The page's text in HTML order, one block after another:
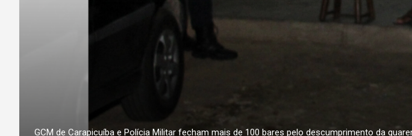
GCM de Carapicuíba e Polícia Militar fecham mais de 100 bares pelo descumprimento da